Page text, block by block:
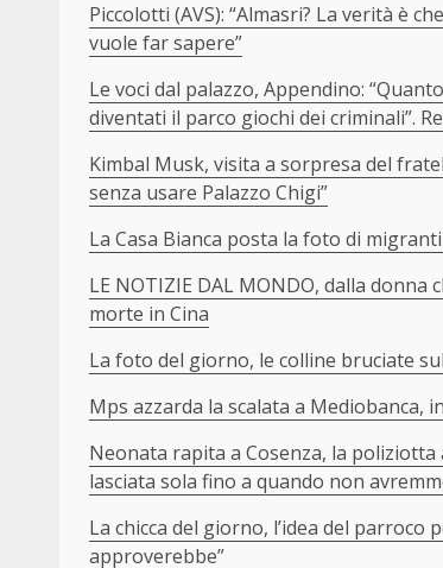
Piccolotti (AVS): “Almasri? La verità è
vuole far sapere”
Le voci dal palazzo, Appendino:
diventati il parco giochi dei criminali”.
Kimbal Musk, visita a sorpresa del
senza usare Palazzo Chigi”
La Casa Bianca posta la foto di
LE NOTIZIE DAL MONDO, dalla donna
morte in Cina
La foto del giorno, le colline bruciate
Mps azzarda la scalata a Mediobanca,
Neonata rapita a Cosenza, la poliziotta
lasciata sola fino a quando non
La chicca del giorno, l’idea del
approverebbe”